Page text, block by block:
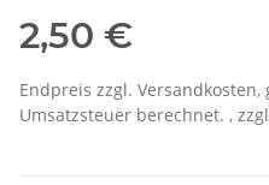
2,50 €
Endpreis zzgl. Versandkosten,
Umsatzsteuer berechnet. ,